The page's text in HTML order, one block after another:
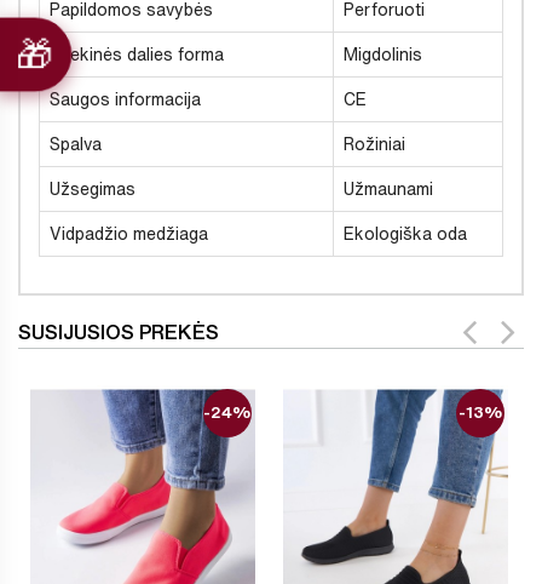
Papildomos savybės Perforuoti
Priekinės dalies forma Migdolinis
Saugos informacija CE
Spalva Rožiniai
Užsegimas Užmaunami
Vidpadžio medžiaga Ekologiška oda
SUSIJUSIOS PREKĖS
-24% -13%